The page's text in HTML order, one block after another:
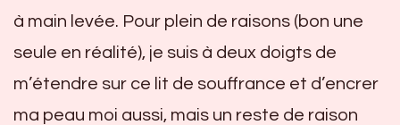
à main levée. Pour plein de raisons (bon une
seule en réalité), je suis à deux doigts de
m’étendre sur ce lit de souffrance et d’encrer
ma peau moi aussi, mais un reste de raison